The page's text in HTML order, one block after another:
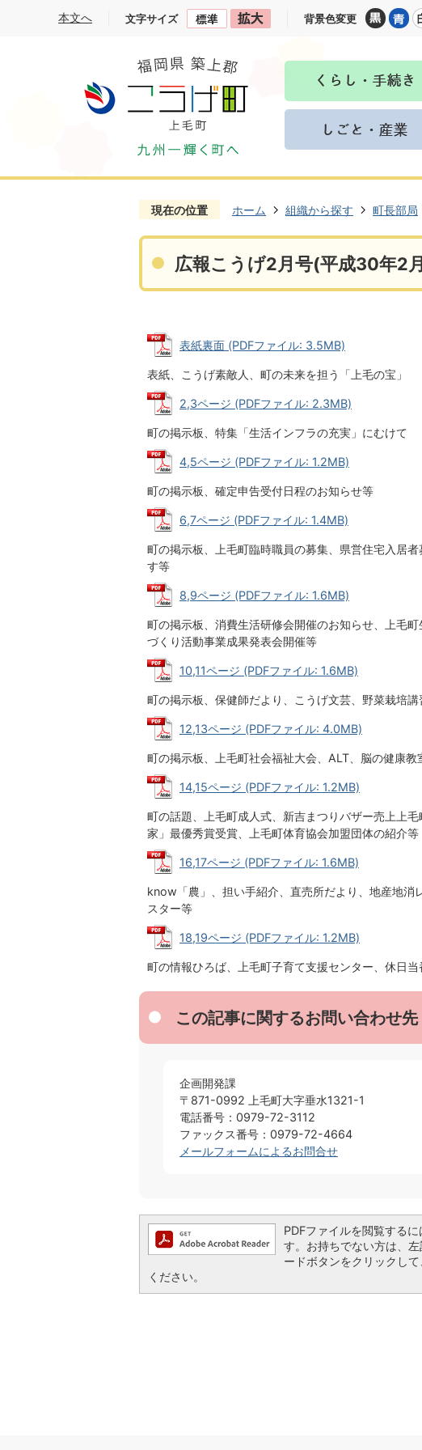
本文へ 文字サイズ 背景色変更
現在の位置 ホーム 組織から探す 町長部局
広報こうげ2月号(平成30年2
表紙裏面 (PDFファイル: 3.5MB)
表紙、こうげ素敵人、町の未来を担う「上毛の宝」
2,3ページ (PDFファイル: 2.3MB)
町の掲示板、特集「生活インフラの充実」にむけて
4,5ページ (PDFファイル: 1.2MB)
町の掲示板、確定申告受付日程のお知らせ等
6,7ページ (PDFファイル: 1.4MB)
町の掲示板、上毛町臨時職員の募集、県営住宅入居
す等
8,9ページ (PDFファイル: 1.6MB)
町の掲示板、消費生活研修会開催のお知らせ、上毛
づくり活動事業成果発表会開催等
10,11ページ (PDFファイル: 1.6MB)
町の掲示板、保健師だより、こうげ文芸、野菜栽培
12,13ページ (PDFファイル: 4.0MB)
町の掲示板、上毛町社会福祉大会、ALT、脳の健康
14,15ページ (PDFファイル: 1.2MB)
町の話題、上毛町成人式、新吉まつりバザー売上上
家」最優秀賞受賞、上毛町体育協会加盟団体の紹介等
16,17ページ (PDFファイル: 1.6MB)
know「農」、担い手紹介、直売所だより、地産地消
スター等
18,19ページ (PDFファイル: 1.2MB)
町の情報ひろば、上毛町子育て支援センター、休日
この記事に関するお問い合わせ先
企画開発課
〒871-0992 上毛町大字垂水1321-1
電話番号：0979-72-3112
ファックス番号：0979-72-4664
メールフォームによるお問合せ
PDFファイルを閲覧する
す。お持ちでない方は、
ードボタンをクリックし
ください。